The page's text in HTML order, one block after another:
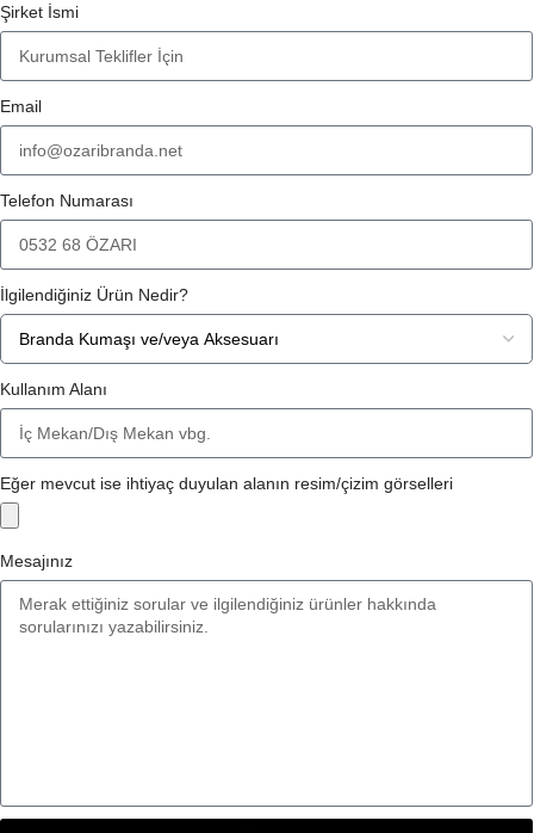
Şirket İsmi
Email
Telefon Numarası
İlgilendiğiniz Ürün Nedir?
Kullanım Alanı
Eğer mevcut ise ihtiyaç duyulan alanın resim/çizim görselleri
Mesajınız